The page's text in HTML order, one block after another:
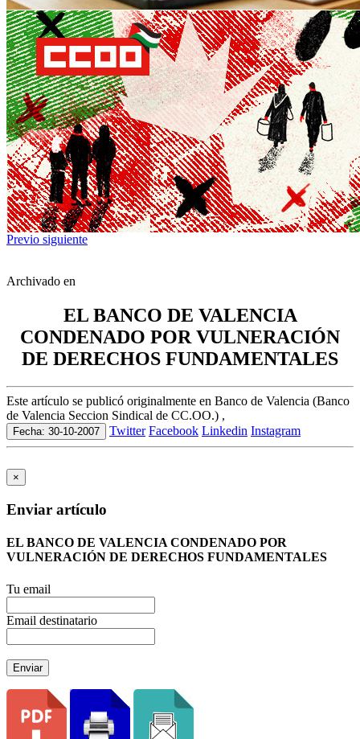
Previo siguiente
Archivado en
EL BANCO DE VALENCIA
CONDENADO POR VULNERACIÓN
DE DERECHOS FUNDAMENTALES
Este artículo se publicó originalmente en Banco de Valencia (Banco
de Valencia Seccion Sindical de CC.OO.) ,
Fecha: 30-10-2007 Twitter Facebook Linkedin Instagram
×
Enviar artículo
EL BANCO DE VALENCIA CONDENADO POR
VULNERACIÓN DE DERECHOS FUNDAMENTALES
Tu email
Email destinatario
Enviar